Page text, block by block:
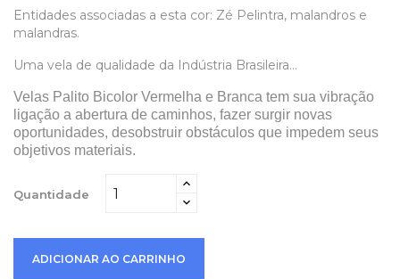
Entidades associadas a esta cor: Zé Pelintra, malandros e
malandras.
Uma vela de qualidade da Indústria Brasileira...
Velas Palito Bicolor Vermelha e Branca tem sua vibração
ligação a abertura de caminhos, fazer surgir novas
oportunidades, desobstruir obstáculos que impedem seus
objetivos materiais.
Quantidade
ADICIONAR AO CARRINHO